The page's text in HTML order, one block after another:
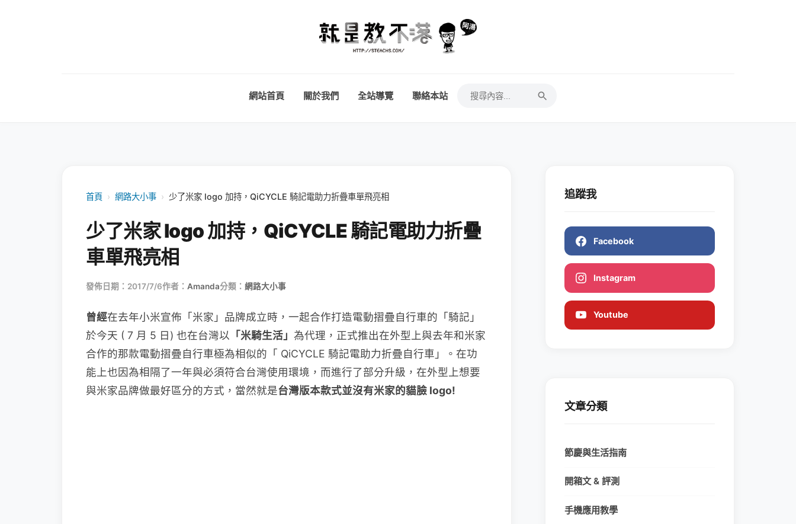
網站首頁 關於我們 全站導覽 聯絡本站
首頁 › 網路大小事 › 少了米家 logo 加持，QiCYCLE 騎記電助力折疊車單飛亮相
少了米家 logo 加持，QiCYCLE 騎記電助力折疊
車單飛亮相
發佈日期：2017/7/6作者： Amanda分類： 網路大小事
曾經在去年小米宣佈「米家」品牌成立時，一起合作打造電動摺疊自行車的「騎記」
於今天 ( 7 月 5 日) 也在台灣以 「米騎生活」 為代理，正式推出在外型上與去年和米家
合作的那款電動摺疊自行車極為相似的「 QiCYCLE 騎記電助力折疊自行車」。在功
能上也因為相隔了一年與必須符合台灣使用環境，而進行了部分升級，在外型上想要
與米家品牌做最好區分的方式，當然就是台灣版本款式並沒有米家的貓臉 logo!
追蹤我
Facebook
Instagram
Youtube
文章分類
節慶與生活指南
開箱文 & 評測
手機應用教學